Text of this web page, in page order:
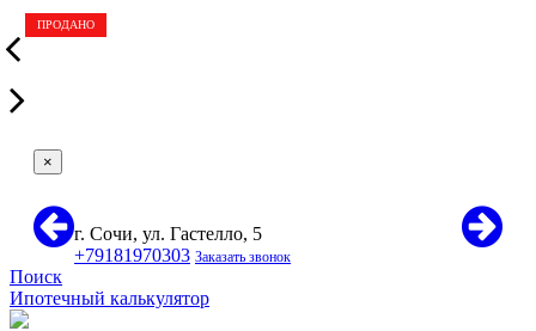
×
г. Сочи, ул. Гастелло, 5
+79181970303 Заказать звонок
Поиск
Ипотечный калькулятор
ПРОДАНО
СДАНО
ПРОДАНО
ПРОДАНО